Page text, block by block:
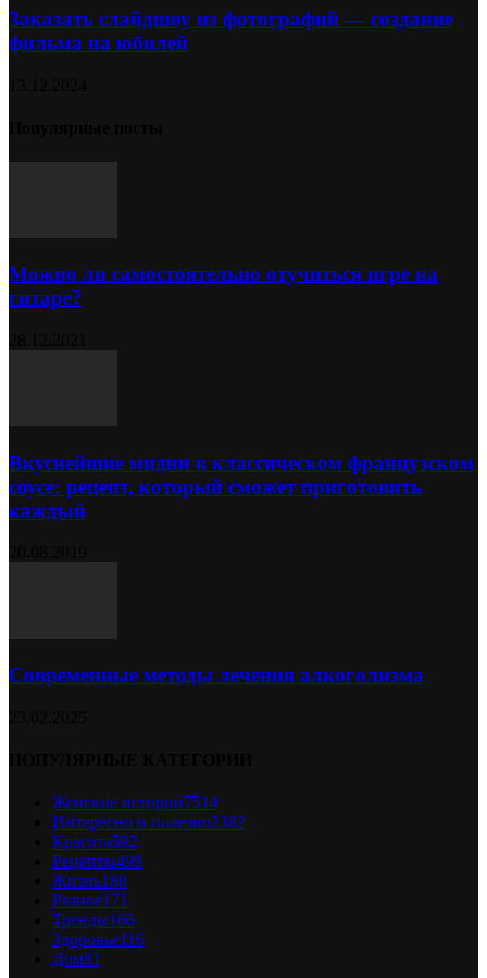
Заказать слайдшоу из фотографий — создание
фильма на юбилей
Можно ли самостоятельно отучиться игре на
гитаре?
Вкуснейшие мидии в классическом французском
соусе: рецепт, который сможет приготовить
каждый
Современные методы лечения алкоголизма
Женские истории7514
Интересно и полезно2382
Красота592
Рецепты499
Жизнь180
Разное171
Тренды166
Здоровье116
Дом81